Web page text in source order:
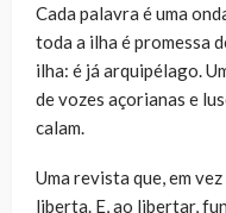
Cada palavra é uma
toda a ilha é promessa
ilha: é já arquipélago.
de vozes açorianas e
calam.
Uma revista que, em
liberta. E, ao libertar,